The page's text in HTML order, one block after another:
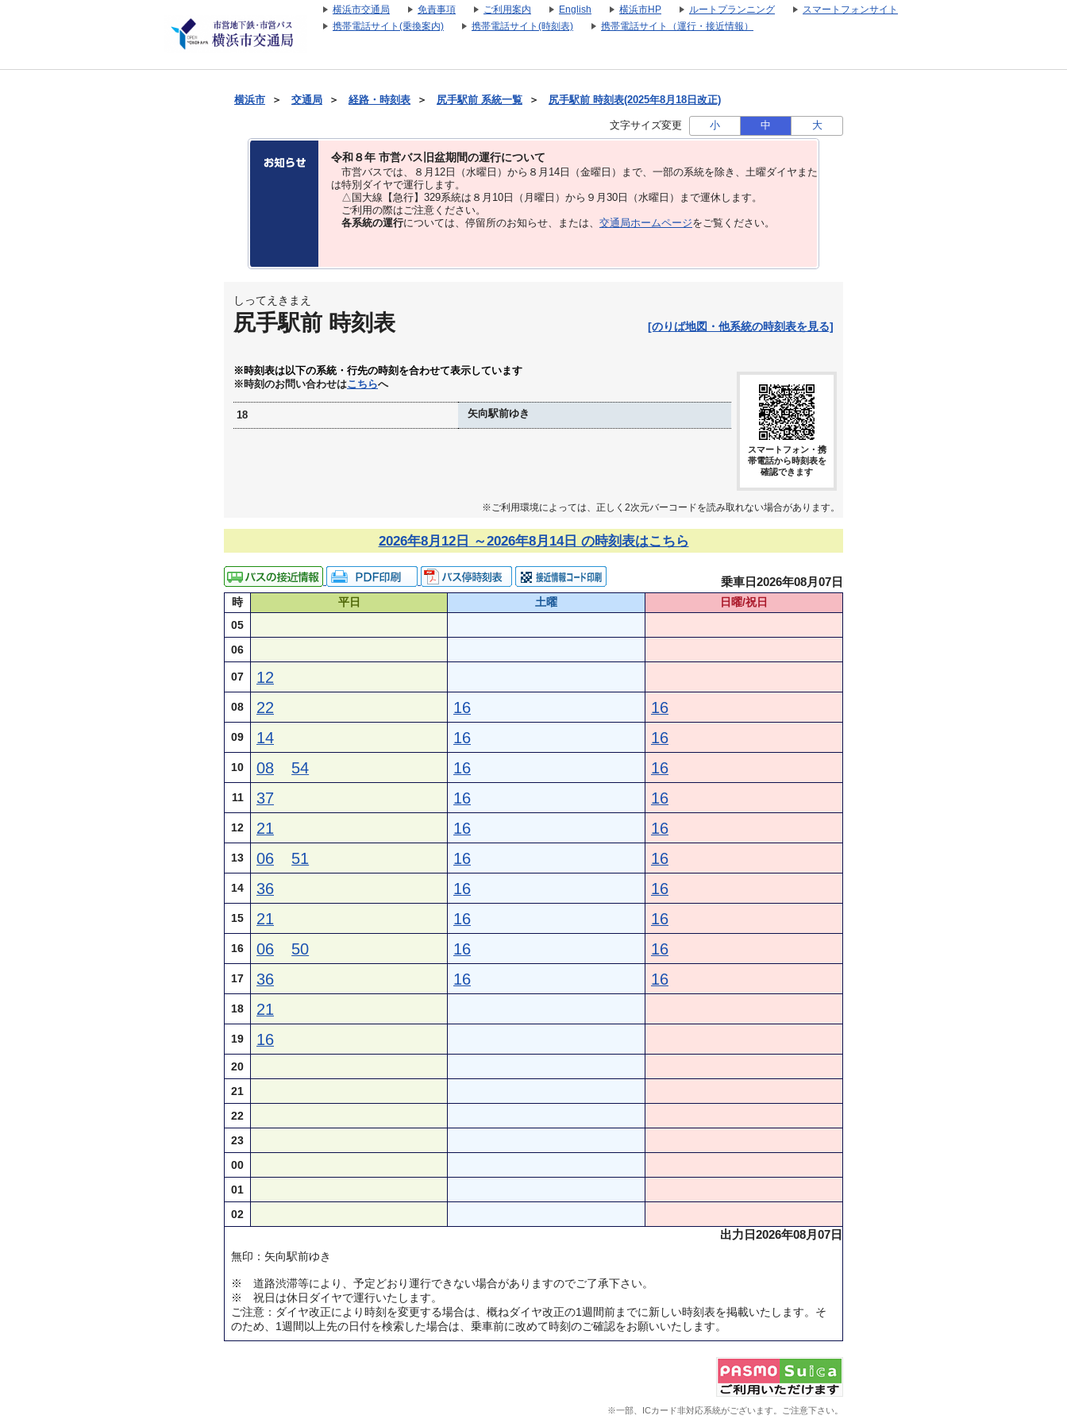
横浜市交通局 免責事項 ご利用案内 English 横浜市HP ルートプランニング
スマートフォンサイト
携帯電話サイト(乗換案内)
携帯電話サイト(時刻表) 携帯電話サイト（運行・接近情報）
横浜市 ＞ 交通局 ＞ 経路・時刻表 ＞ 尻手駅前 系統一覧 ＞ 尻手駅前 時刻表(2025年8月18日改正)
文字サイズ変更 小 中 大
令和８年 市営バス旧盆期間の運行について
市営バスでは、８⽉12⽇（水曜日）から８⽉14⽇（金曜日）まで、⼀部の系統を除き、⼟曜ダイヤまた
は特別ダイヤで運⾏します。
△国大線【急行】329系統は８月10日（月曜日）から９月30日（水曜日）まで運休します。
ご利用の際はご注意ください。
各系統の運行については、停留所のお知らせ、または、 交通局ホームページをご覧ください。
しってえきまえ
尻手駅前 時刻表 [のりば地図・他系統の時刻表を見る]
※時刻表は以下の系統・行先の時刻を合わせて表示しています
※時刻のお問い合わせはこちらへ
18 矢向駅前ゆき
スマートフォン・携
帯電話から時刻表を
確認できます
※ご利用環境によっては、正しく2次元バーコードを読み取れない場合があります。
2026年8月12日 ～2026年8月14日 の時刻表はこちら
乗車日2026年08月07日
時 平日 土曜
日曜/祝日
05
06
07 12
08 22 16 16
09 14 16 16
10 08 54 16 16
11 37 16 16
12 21 16 16
13 06 51 16 16
14 36 16 16
15 21 16 16
16 06 50 16 16
17 36 16 16
18 21
19 16
20
21
22
23
00
01
02
出力日2026年08月07日
無印：矢向駅前ゆき
※ 道路渋滞等により、予定どおり運行できない場合がありますのでご了承下さい。
※ 祝日は休日ダイヤで運行いたします。
ご注意：ダイヤ改正により時刻を変更する場合は、概ねダイヤ改正の1週間前までに新しい時刻表を掲載いたします。そ
のため、1週間以上先の日付を検索した場合は、乗車前に改めて時刻のご確認をお願いいたします。
※一部、ICカード非対応系統がございます。ご注意下さい。